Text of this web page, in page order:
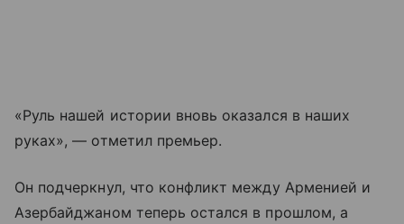
«Руль нашей истории вновь оказался в наших
руках», — отметил премьер.
Он подчеркнул, что конфликт между Арменией и
Азербайджаном теперь остался в прошлом, а